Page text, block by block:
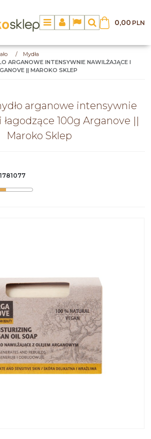
MenuPanelLangSzukaj
0,00 PLN
/
Mydła
ARGANOWE INTENSYWNIE NAWILŻAJĄCE I
|| MAROKO SKLEP
arganowe intensywnie
100g Arganove ||
Maroko Sklep